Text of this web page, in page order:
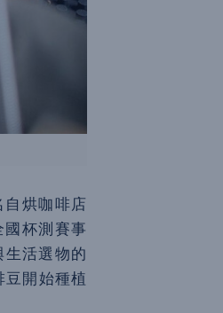
烘咖啡店
杯測賽事
活選物的
開始種植